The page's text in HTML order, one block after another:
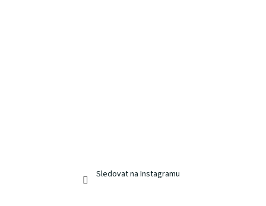
Sledovat na Instagramu